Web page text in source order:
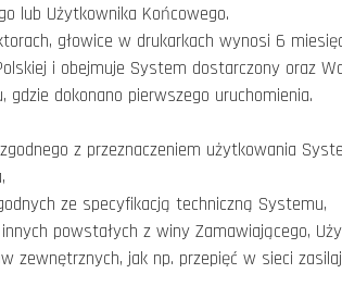
lub Użytkownika Końcowego.
głowice w drukarkach wynosi 6
i obejmuje System dostarczony oraz
dokonano pierwszego uruchomienia.
z przeznaczeniem użytkowania
ze specyfikacją techniczną Systemu,
powstałych z winy Zamawiającego,
zewnętrznych, jak np. przepięć w sieci